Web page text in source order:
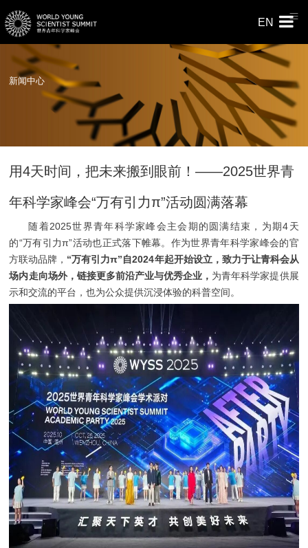
EN
新闻中心
用4天时间，把未来搬到眼前！——2025世界青
年科学家峰会“万有引力π”活动圆满落幕
随着2025世界青年科学家峰会主会期的圆满结束，为期4天
的“万有引力π”活动也正式落下帷幕。作为世界青年科学家峰会的官
方联动品牌， “万有引力π”自2024年起开始设立，致力于让青科会从
场内走向场外，链接更多前沿产业与优秀企业， 为青年科学家提供展
示和交流的平台，也为公众提供沉浸体验的科普空间。